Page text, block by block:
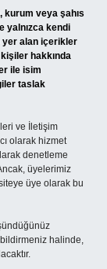
veya şahıs
yalnızca kendi
yer alan içerikler
hakkında
ile isim
taslak
ve İletişim
olarak hizmet
denetleme
üyelerimiz
üye olarak bu
halinde,